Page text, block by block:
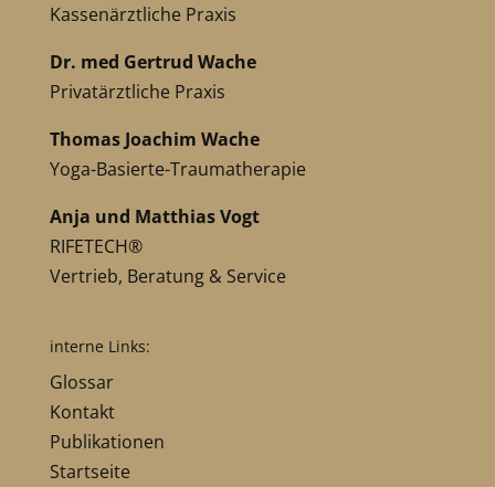
Kassenärztliche Praxis
Dr. med Gertrud Wache
Privatärztliche Praxis
Thomas Joachim Wache
Yoga-Basierte-Traumatherapie
Anja und Matthias Vogt
RIFETECH®
Vertrieb, Beratung & Service
interne Links:
Glossar
Kontakt
Publikationen
Startseite